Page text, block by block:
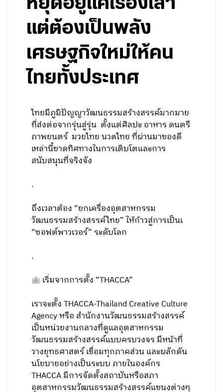
แต่ต้องเป็นพลัง
เศรษฐกิจใหม่ให้คน
ไทยทั้งประเทศ
ไทยมีภูมิปัญญาวัฒนธรรมสร้างสรรค์มากมาย
ที่ส่งต่อจากรุ่นสู่รุ่น ตั้งแต่ศิลปะ อาหาร ดนตรี
ภาพยนตร์ มวยไทย นวดไทย ที่ผ่านมาของดี
เหล่านี้ขาดทิศทางในการเติบโตและการ
สนับสนุนที่จริงจัง
.
ถึงเวลาต้อง “ยกเครื่องอุตสาหกรรม
วัฒนธรรมสร้างสรรค์ไทย” ให้ก้าวสู่การเป็นเ
“ซอฟต์พาวเวอร์” ระดับโลก
.
เริ่มจากการตั้ง “THACCA”
เราจะตั้ง THACCA-Thailand Creative Culture
Agency หรือ สำนักงานวัฒนธรรมสร้างสรรค์
เป็นหน่วยงานกลางที่ดูแลอุตสาหกรรม
วัฒนธรรมสร้างสรรค์แบบครบวงจร มีหน้าที่
วางยุทธศาสตร์ เชื่อมทุกภาคส่วน และผลักดัน
นโยบายอย่างเป็นระบบ ภายในองค์กร
THACCA มีการจัดตั้งสถาบันหรือสภา
อุตสาหกรรมวัฒนธรรมสร้างสรรค์แขนงต่างๆ